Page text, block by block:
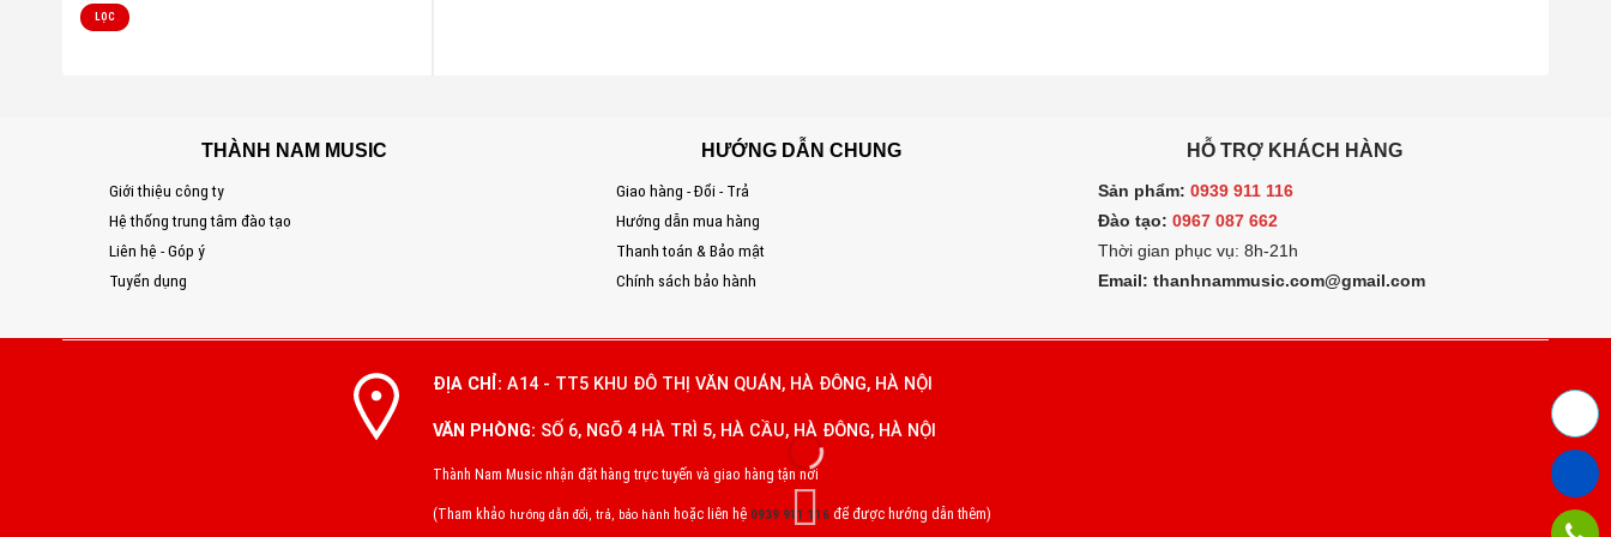
LỌC
THÀNH NAM MUSIC
Giới thiệu công ty
Hệ thống trung tâm đào tạo
Liên hệ - Góp ý
Tuyển dụng
HƯỚNG DẪN CHUNG
Giao hàng - Đổi - Trả
Hướng dẫn mua hàng
Thanh toán & Bảo mật
Chính sách bảo hành
HỖ TRỢ KHÁCH HÀNG
Sản phẩm: 0939 911 116
Đào tạo: 0967 087 662
Thời gian phục vụ: 8h-21h
Email: thanhnammusic.com@gmail.com
ĐỊA CHỈ:A14 - TT5 KHU ĐÔ THỊ VĂN QUÁN, HÀ ĐÔNG, HÀ NỘI
VĂN PHÒNG: SỐ 6, NGÕ 4 HÀ TRÌ 5, HÀ CẦU, HÀ ĐÔNG, HÀ NỘI
Thành Nam Music nhận đặt hàng trực tuyến và giao hàng tận nơi
(Tham khảo hướng dẫn đổi, trả, bảo hành hoặc liên hệ 0939 911 116 để được hướng dẫn thêm)